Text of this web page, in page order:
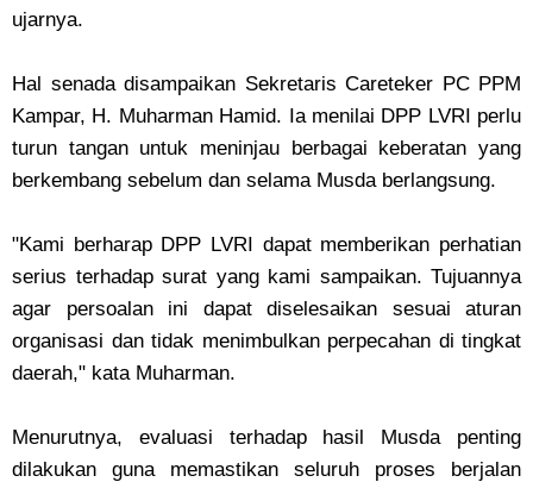
ujarnya.
‎Hal senada disampaikan Sekretaris Careteker PC PPM
Kampar, H. Muharman Hamid. Ia menilai DPP LVRI perlu
turun tangan untuk meninjau berbagai keberatan yang
berkembang sebelum dan selama Musda berlangsung.
‎"Kami berharap DPP LVRI dapat memberikan perhatian
serius terhadap surat yang kami sampaikan. Tujuannya
agar persoalan ini dapat diselesaikan sesuai aturan
organisasi dan tidak menimbulkan perpecahan di tingkat
daerah," kata Muharman.
‎Menurutnya, evaluasi terhadap hasil Musda penting
dilakukan guna memastikan seluruh proses berjalan